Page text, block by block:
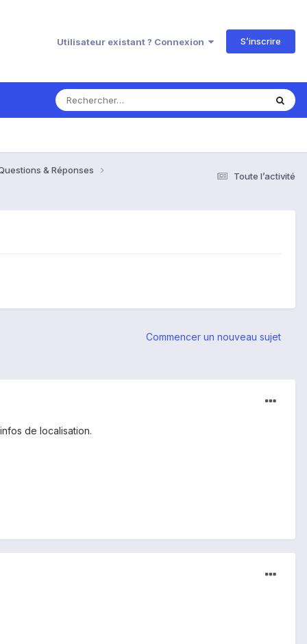
Utilisateur existant ? Connexion S’inscrire
Toute l’activité
& Réponses
Commencer un nouveau sujet
de localisation.